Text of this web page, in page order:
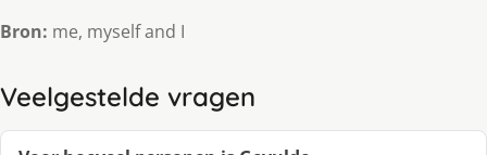
Bron: me, myself and I
Veelgestelde vragen